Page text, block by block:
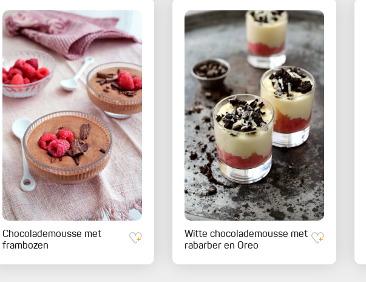
Chocolademousse met
frambozen
Witte chocolademousse met
rabarber en Oreo